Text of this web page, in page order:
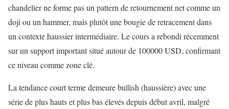
chandelier ne forme pas un pattern de retournement net comme un
doji ou un hammer, mais plutôt une bougie de retracement dans
un contexte haussier intermédiaire. Le cours a rebondi récemment
sur un support important situé autour de 100000 USD, confirmant
ce niveau comme zone clé.
La tendance court terme demeure bullish (haussière) avec une
série de plus hauts et plus bas élevés depuis début avril, malgré